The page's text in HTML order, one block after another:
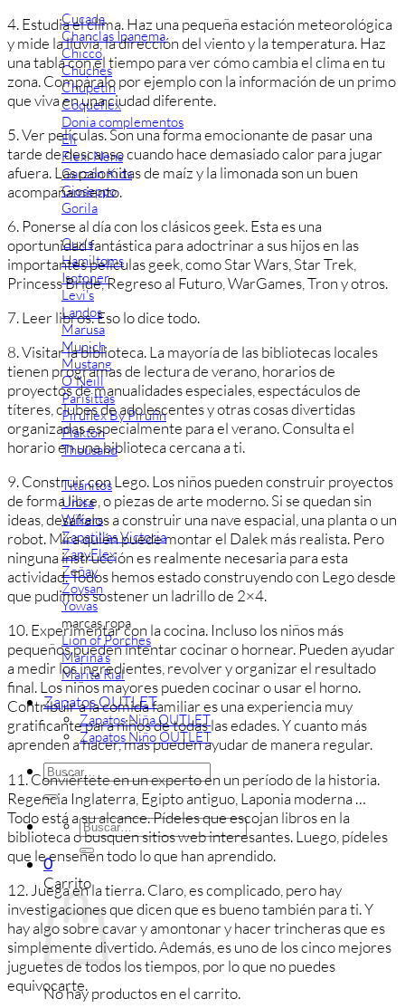
Cucada
Chanclas Ipanema
Chicco
Chuches
Chupetín
Coqueflex
Donia complementos
Eli
Flexi Nens
Garzón Kids
Gioseppo
Gorila
Gux's
Hamiltoms
Isotoner
Levi's
Landos
Marusa
Munich
Mustang
O´Neill
Parisittas
Piruflex By Pirufin
Plakton
Thousand
Titanitos
Unisa
Wikers
Zapatillas Victoria
ZapyFlex
Zeñay
Zoysan
Yowas
marcas ropa
Lion of Porches
Marina's
Marita Rial
Zapatos OUTLET
Zapatos Niña OUTLET
Zapatos Niño OUTLET
Buscar
por:
Buscar
por:
0
Carrito
No hay productos en el carrito.
4. Estudia el clima. Haz una pequeña estación meteorológica
y mide la lluvia, la dirección del viento y la temperatura. Haz
una tabla con el tiempo para ver cómo cambia el clima en tu
zona. Compáralo por ejemplo con la información de un primo
que viva en una ciudad diferente.
5. Ver películas. Son una forma emocionante de pasar una
tarde de descanso cuando hace demasiado calor para jugar
afuera. Las palomitas de maíz y la limonada son un buen
acompañamiento.
6. Ponerse al día con los clásicos geek. Esta es una
oportunidad fantástica para adoctrinar a sus hijos en las
importantes películas geek, como Star Wars, Star Trek,
Princess Bride, Regreso al Futuro, WarGames, Tron y otros.
7. Leer libros. Eso lo dice todo.
8. Visitar la biblioteca. La mayoría de las bibliotecas locales
tienen programas de lectura de verano, horarios de
proyectos de manualidades especiales, espectáculos de
títeres, clubes de adolescentes y otras cosas divertidas
organizadas especialmente para el verano. Consulta el
horario en una biblioteca cercana a ti.
9. Construir con Lego. Los niños pueden construir proyectos
de forma libre, o piezas de arte moderno. Si se quedan sin
ideas, desafíalos a construir una nave espacial, una planta o un
robot. Mira quién puede montar el Dalek más realista. Pero
ninguna instrucción es realmente necesaria para esta
actividad. Todos hemos estado construyendo con Lego desde
que pudimos sostener un ladrillo de 2×4.
10. Experimentar con la cocina. Incluso los niños más
pequeños pueden intentar cocinar o hornear. Pueden ayudar
a medir los ingredientes, revolver y organizar el resultado
final. Los niños mayores pueden cocinar o usar el horno.
Contribuir a la comida familiar es una experiencia muy
gratificante para niños de todas las edades. Y cuanto más
aprenden a hacer, más pueden ayudar de manera regular.
11. Conviértete en un experto en un período de la historia.
Regencia Inglaterra, Egipto antiguo, Laponia moderna …
Todo está a su alcance. Pídeles que escojan libros en la
biblioteca o busquen sitios web interesantes. Luego, pídeles
que le enseñen todo lo que han aprendido.
12. Juega en la tierra. Claro, es complicado, pero hay
investigaciones que dicen que es bueno también para ti. Y
hay algo sobre cavar y amontonar y hacer trincheras que es
simplemente divertido. Además, es uno de los cinco mejores
juguetes de todos los tiempos, por lo que no puedes
equivocarte.